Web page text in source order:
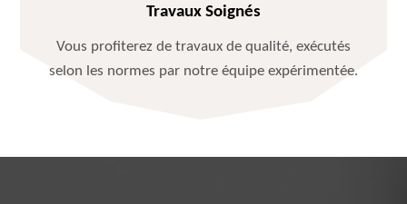
Travaux Soignés
Vous profiterez de travaux de qualité, exécutés
selon les normes par notre équipe expérimentée.